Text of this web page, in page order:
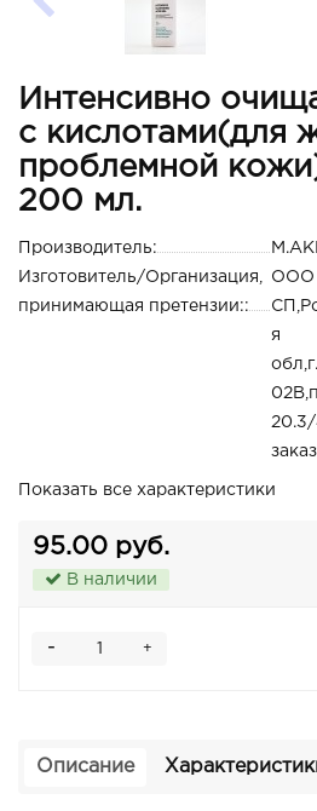
Интенсивно
с кислотами(для
проблемной
200 мл.
Производитель:
Изготовитель/Организация,
принимающая претензии::
ООО
я
Показать все характеристики
95.00 руб.
В наличии
+
-
Описание